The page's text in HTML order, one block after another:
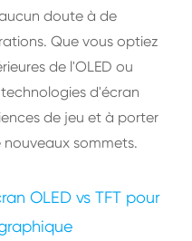
doute à de
Que vous optiez
de l'OLED ou
d'écran
de jeu et à porter
nouveaux sommets.
OLED vs TFT pour